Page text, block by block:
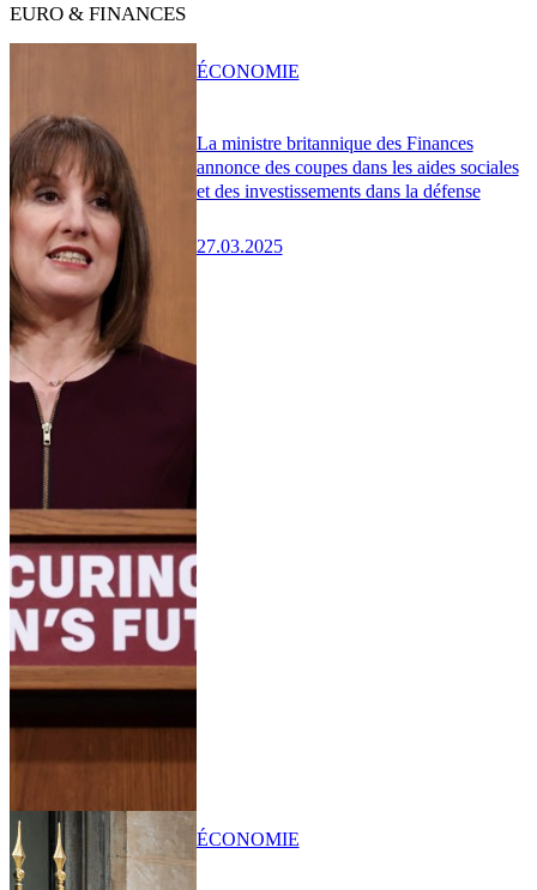
EURO & FINANCES
La ministre britannique des Finances
annonce des coupes dans les aides sociales
et des investissements dans la défense
27.03.2025
ÉCONOMIE
ÉCONOMIE